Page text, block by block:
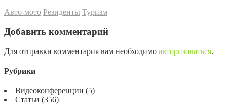
Авто-мото Резиденты Туризм
Добавить комментарий
Для отправки комментария вам необходимо авторизоваться.
Рубрики
Видеоконференции (5)
Статьи (356)